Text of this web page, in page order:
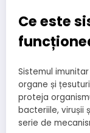
Ce este
Sistemul
organe și
proteja
bacteriile, virușii
serie de